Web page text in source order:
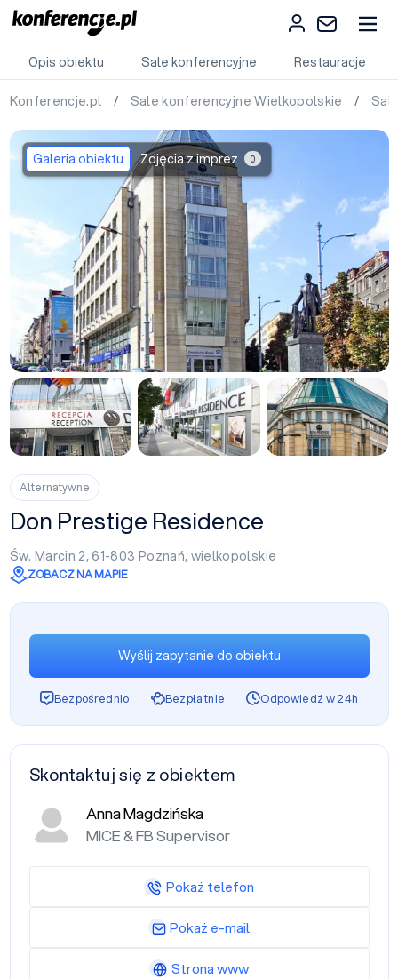
Opis obiektu Sale konferencyjne Restauracje
Konferencje.pl / Sale konferencyjne Wielkopolskie /
Galeria obiektu Zdjęcia z imprez 0
Alternatywne
Don Prestige Residence
Św. Marcin 2, 61-803 Poznań, wielkopolskie
ZOBACZ NA MAPIE
Wyślij zapytanie do obiektu
Bezpośrednio Bezpłatnie Odpowiedź w 24h
Skontaktuj się z obiektem
Anna Magdzińska
MICE & FB Supervisor
Pokaż telefon
Pokaż e-mail
Strona www